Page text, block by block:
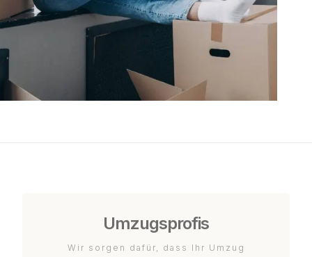
Umzugsprofis
Wir sorgen dafür, dass Ihr Umzug